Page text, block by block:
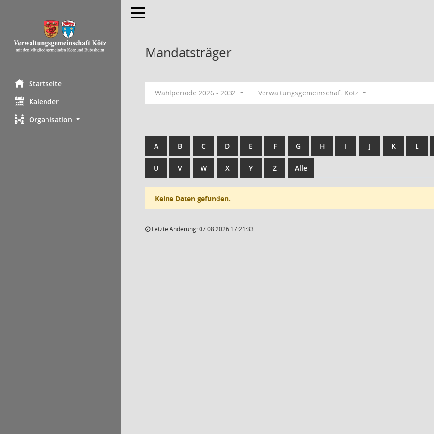
Startseite
Kalender
Organisation
Toggle navigation
Mandatsträger
Wahlperiode 2026 - 2032 Verwaltungsgemeinschaft Kötz
A B C D E F G H I J K L
U V W X Y Z Alle
Keine Daten gefunden.
Letzte Änderung: 07.08.2026 17:21:33